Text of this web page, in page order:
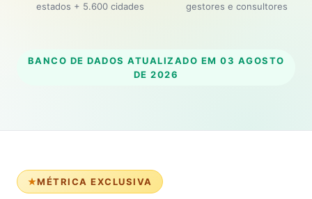
estados + 5.600 cidades gestores e consultores
BANCO DE DADOS ATUALIZADO EM 03 AGOSTO
DE 2026
MÉTRICA EXCLUSIVA